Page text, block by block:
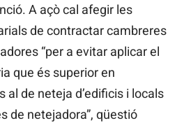
A açò cal afegir les
de contractar cambreres
“per a evitar aplicar el
que és superior en
al de neteja d’edificis i locals
de netejadora”, qüestió